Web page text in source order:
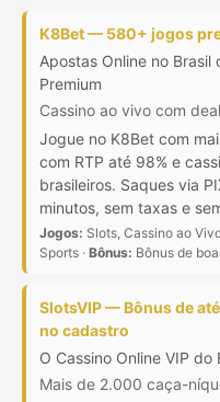
K8Bet — 580+ jogos
Apostas Online no Brasil
Premium
Cassino ao vivo com
Jogue no K8Bet com
com RTP até 98% e
brasileiros. Saques via
minutos, sem taxas e
Jogos: Slots, Cassino ao
Sports · Bônus: Bônus de
SlotsVIP — Bônus de
no cadastro
O Cassino Online VIP do
Mais de 2.000 caça-